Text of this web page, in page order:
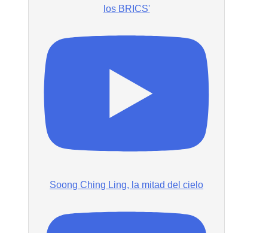
los BRICS'
Soong Ching Ling, la mitad del cielo